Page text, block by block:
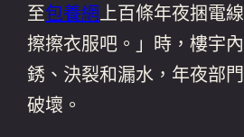
至包養網上百條年夜捆電
擦擦衣服吧。」時，樓宇
銹、決裂和漏水，年夜部
破壞。